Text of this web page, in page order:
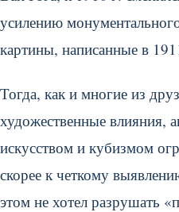
усилению
картины, написанные в
Тогда, как и многие из
художественные влияния,
искусством и кубизмом
скорее к четкому
этом не хотел разрушать